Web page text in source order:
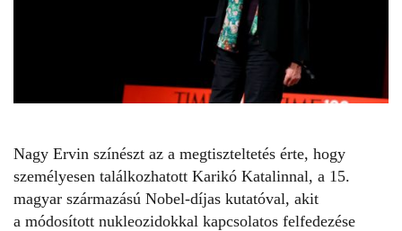
Nagy Ervin színészt az a megtiszteltetés érte, hogy
személyesen találkozhatott Karikó Katalinnal, a 15.
magyar származású Nobel-díjas kutatóval, akit
a módosított nukleozidokkal kapcsolatos felfedezése